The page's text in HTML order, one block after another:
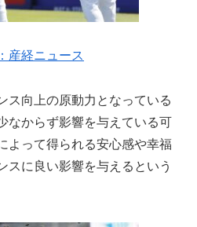
産経ニュース
ス向上の原動力となっている
なからず影響を与えている可
よって得られる安心感や幸福
スに良い影響を与えるという